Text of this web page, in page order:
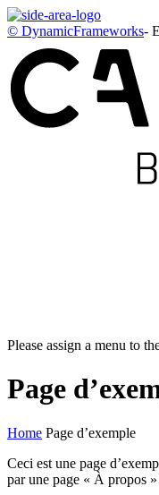
© DynamicFrameworks-
Please assign a menu to
Page
Home Page d’exemple
Ceci est une page
par une page « À propos